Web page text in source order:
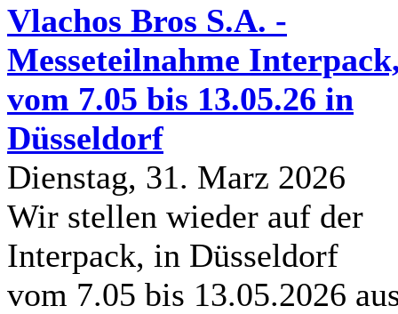
Vlachos Bros S.A. -
Messeteilnahme
vom 7.05 bis 13.05.26 in
Düsseldorf
Dienstag, 31. Marz 2026
Wir stellen wieder auf der
Interpack, in Düsseldorf
vom 7.05 bis 13.05.2026